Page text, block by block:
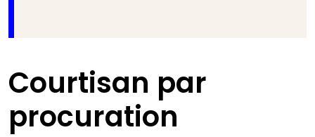
Courtisan par
procuration